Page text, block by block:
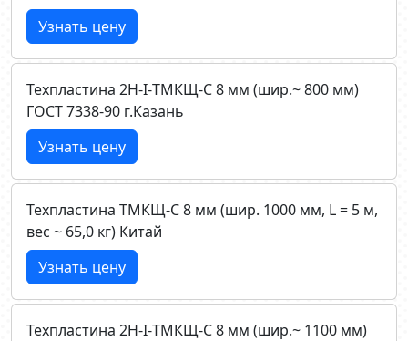
Узнать цену
Техпластина 2Н-I-ТМКЩ-C 8 мм (шир.~ 800 мм)
ГОСТ 7338-90 г.Казань
Узнать цену
Техпластина ТМКЩ-C 8 мм (шир. 1000 мм, L = 5 м,
вес ~ 65,0 кг) Китай
Узнать цену
Техпластина 2Н-I-ТМКЩ-C 8 мм (шир.~ 1100 мм)